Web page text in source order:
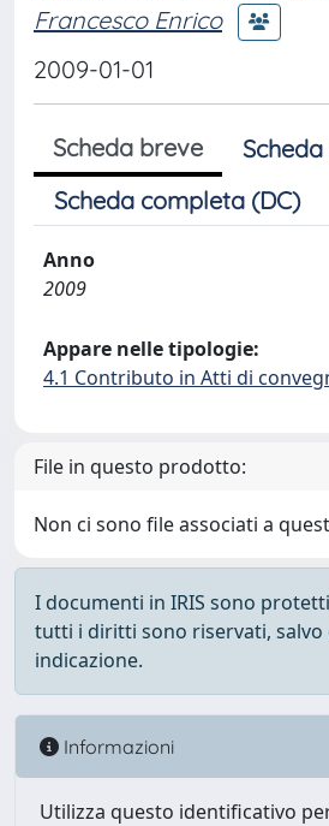
Francesco Enrico
2009-01-01
Scheda breve
Scheda completa (DC)
Anno
2009
Appare nelle tipologie:
4.1 Contributo in Atti di
File in questo prodotto:
Non ci sono file associati a
I documenti in IRIS sono
tutti i diritti sono riservati, salvo
indicazione.
Informazioni
Utilizza questo identificativo